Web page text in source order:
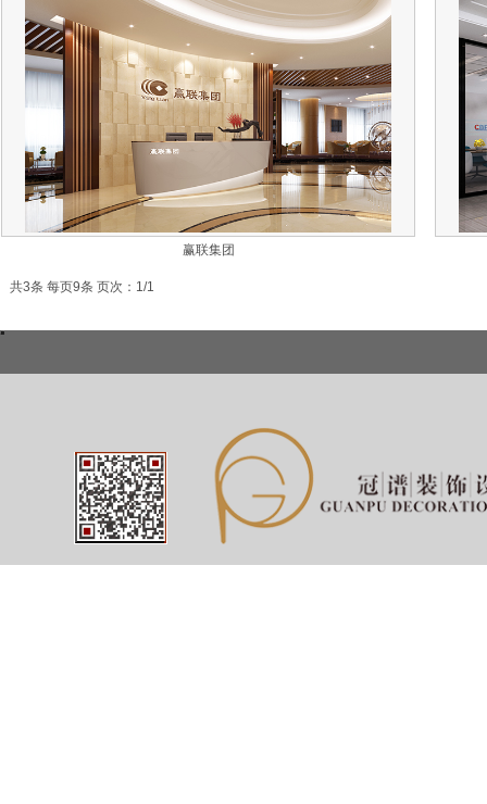
赢联集团
共3条 每页9条 页次：1/1